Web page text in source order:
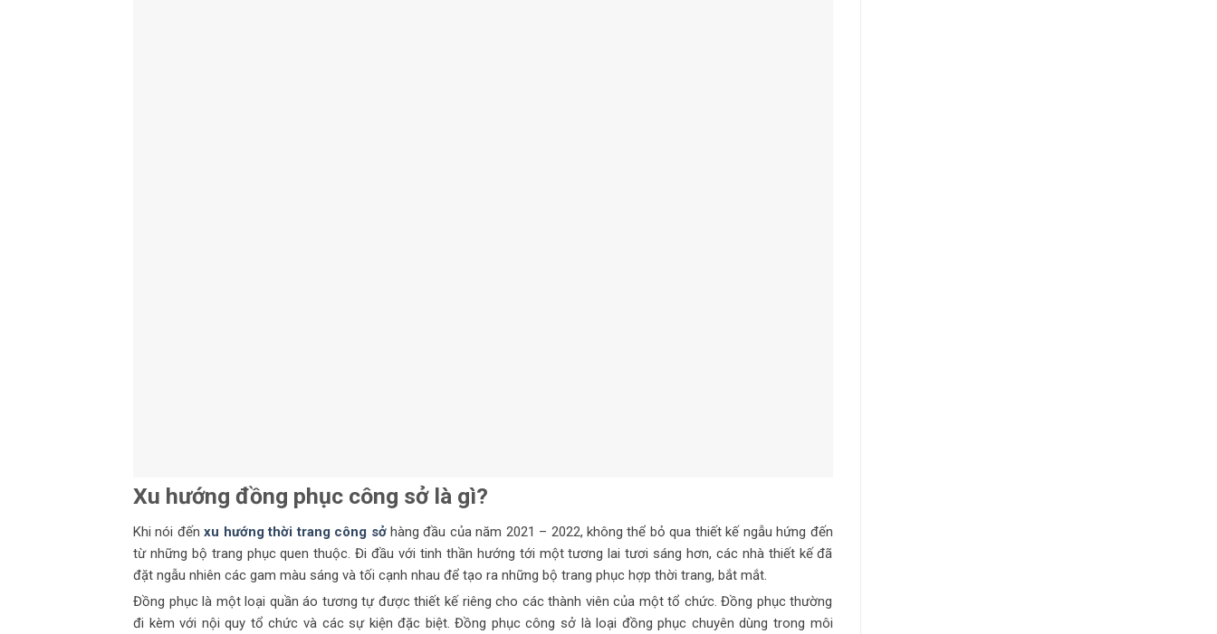
Xu hướng đồng phục công sở là gì?
Khi nói đếnxu hướng thời trang công sởhàng đầu của năm 2021 – 2022, không thể bỏ qua thiết kế ngẫu hứng đến
từ những bộ trang phục quen thuộc. Đi đầu với tinh thần hướng tới một tương lai tươi sáng hơn, các nhà thiết kế đã
đặt ngẫu nhiên các gam màu sáng và tối cạnh nhau để tạo ra những bộ trang phục hợp thời trang, bắt mắt.
Đồng phục là một loại quần áo tương tự được thiết kế riêng cho các thành viên của một tổ chức. Đồng phục thường
đi kèm với nội quy tổ chức và các sự kiện đặc biệt. Đồng phục công sở là loại đồng phục chuyên dùng trong môi